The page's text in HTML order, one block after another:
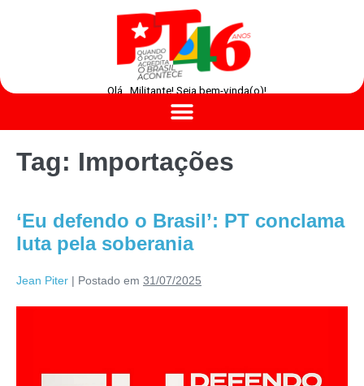
Olá , Militante! Seja bem-vinda(o)!
Tag: Importações
‘Eu defendo o Brasil’: PT conclama
luta pela soberania
Jean Piter | Postado em 31/07/2025